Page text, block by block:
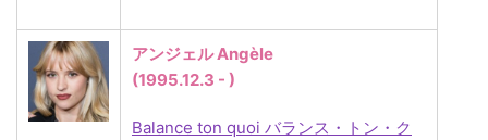
アンジェル Angèle
(1995.12.3 - )
Balance ton quoi バランス・トン・ク